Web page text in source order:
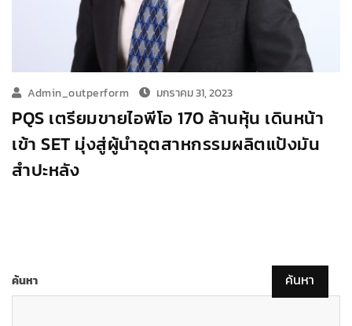
Admin_outperform มกราคม 31, 2023
PQS เตรียมขายไอพีโอ 170 ล้านหุ้น เดินหน้า
เข้า SET มุ่งสู่ผู้นำอุตสาหกรรมผลิตแป้งมัน
สำปะหลัง
ค้นหา ค้นหา